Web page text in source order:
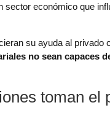
económico que
su ayuda al privado
no sean capaces
toman el